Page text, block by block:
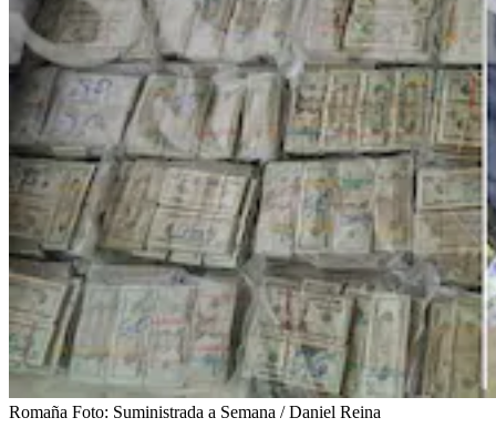
Romaña Foto: Suministrada a Semana / Daniel Reina